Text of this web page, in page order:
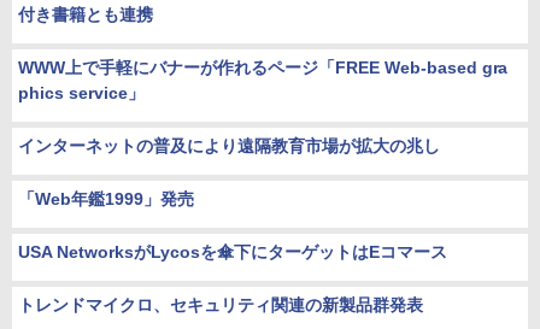
付き書籍とも連携
WWW上で手軽にバナーが作れるページ「FREE Web-based gra
phics service」
インターネットの普及により遠隔教育市場が拡大の兆し
「Web年鑑1999」発売
USA NetworksがLycosを傘下にターゲットはEコマース
トレンドマイクロ、セキュリティ関連の新製品群発表